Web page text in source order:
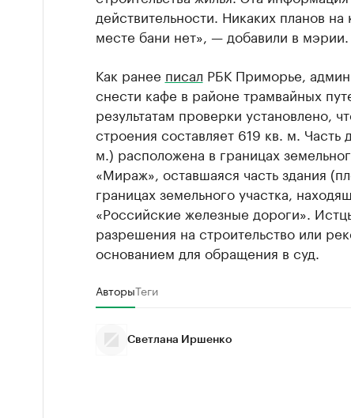
действительности. Никаких планов
месте бани нет», — добавили в мэрии.
Как ранее писал РБК Приморье,
снести кафе в районе трамвайных
результатам проверки установлено,
строения составляет 619 кв. м. Часть
м.) расположена в границах
«Мираж», оставшаяся часть здания
границах земельного участка,
«Российские железные дороги».
разрешения на строительство или
основанием для обращения в суд.
АвторыТеги
Светлана Иршенко